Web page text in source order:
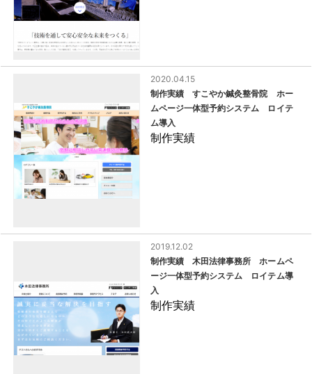
制作実績 すこやか鍼灸整骨院 ホー
ムページ一体型予約システム ロイテ
ム導入
制作実績
2020.04.15
制作実績 木田法律事務所 ホームペ
ージ一体型予約システム ロイテム導
入
制作実績
2019.12.02